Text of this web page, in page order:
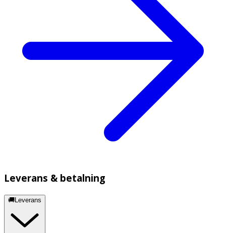
Leverans & betalning
🚚Leverans